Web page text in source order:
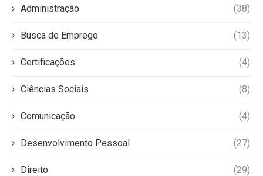
Administração (38)
Busca de Emprego (13)
Certificações (4)
Ciências Sociais (8)
Comunicação (4)
Desenvolvimento Pessoal (27)
Direito (29)